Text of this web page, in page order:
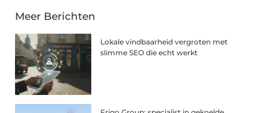
Meer Berichten
Lokale vindbaarheid vergroten met
slimme SEO die echt werkt